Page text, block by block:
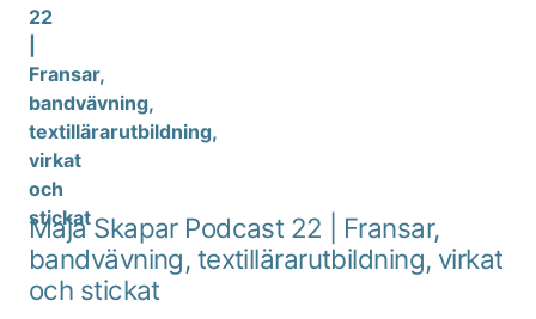
Maja Skapar Podcast 22 | Fransar,
bandvävning, textillärarutbildning, virkat
och stickat